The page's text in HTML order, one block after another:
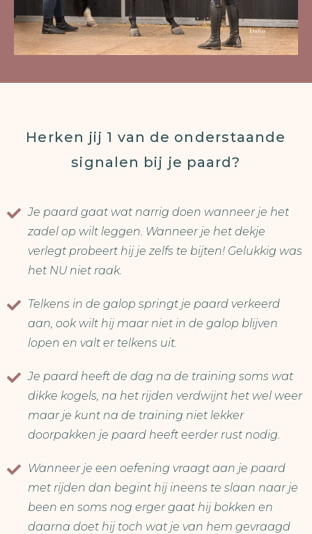
Herken jij 1 van de onderstaande
signalen bij je paard?
Je paard gaat wat narrig doen wanneer je het
zadel op wilt leggen. Wanneer je het dekje
verlegt probeert hij je zelfs te bijten! Gelukkig was
het NU niet raak.
Telkens in de galop springt je paard verkeerd
aan, ook wilt hij maar niet in de galop blijven
lopen en valt er telkens uit.
Je paard heeft de dag na de training soms wat
dikke kogels, na het rijden verdwijnt het wel weer
maar je kunt na de training niet lekker
doorpakken je paard heeft eerder rust nodig.
Wanneer je een oefening vraagt aan je paard
met rijden dan begint hij ineens te slaan naar je
been en soms nog erger gaat hij bokken en
daarna doet hij toch wat je van hem gevraagd